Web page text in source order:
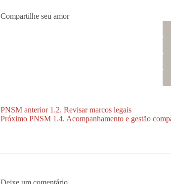
Compartilhe seu amor
PNSM anterior 1.2. Revisar marcos legais
PróximoPNSM 1.4. Acompanhamento e gestão
Deixe um comentário